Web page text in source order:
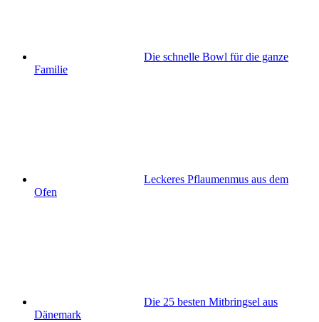
Die schnelle Bowl für die ganze
Familie
Leckeres Pflaumenmus aus dem
Ofen
Die 25 besten Mitbringsel aus
Dänemark